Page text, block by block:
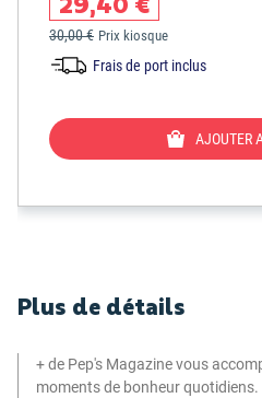
30,00 € Prix kiosque
Frais de port inclus
AJOUTER
Plus de détails
+ de Pep's Magazine vous
moments de bonheur quotidiens.